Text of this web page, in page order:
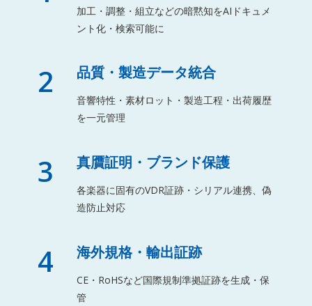
加工・調整・組立などの暗黙知をAIドキュメ
ント化・検索可能に
2 品質・製造データ統合
音響特性・素材ロット・製造工程・出荷履歴
を一元管理
3 真贋証明・ブランド保護
各楽器に固有のVDR証跡・シリアル連携、偽
造防止対応
4 海外規格・輸出証跡
CE・RoHSなど国際規制準拠証跡を生成・保
管